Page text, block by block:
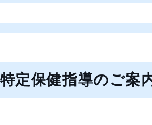
定保健指導のご案